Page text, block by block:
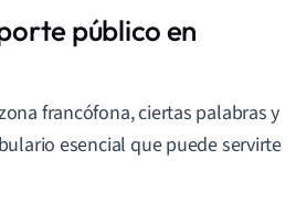
público en
francófona, ciertas palabras y
esencial que puede servirte